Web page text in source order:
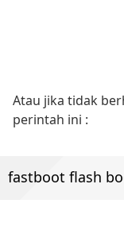
Atau jika tidak
perintah ini :
fastboot flash